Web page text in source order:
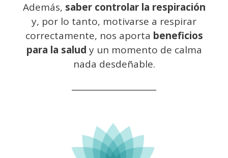
Además, saber controlar la respiración
y, por lo tanto, motivarse a respirar
correctamente, nos aporta beneficios
para la salud y un momento de calma
nada desdeñable.